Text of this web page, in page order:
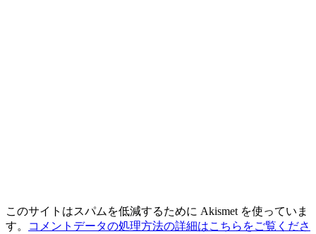
このサイトはスパムを低減するために Akismet を使っていま
す。
コメントデータの処理方法の詳細はこちらをご覧くださ